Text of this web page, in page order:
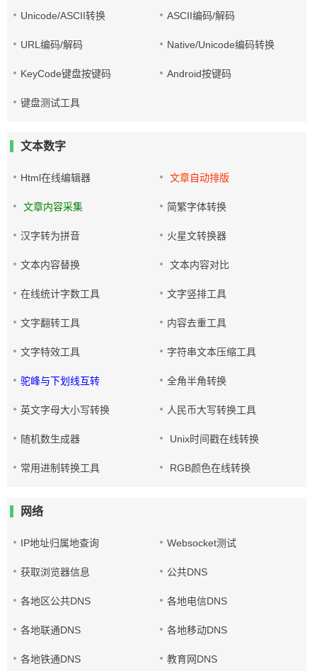
Unicode/ASCII转换 ASCII编码/解码
URL编码/解码 Native/Unicode编码转换
KeyCode键盘按键码 Android按键码
键盘测试工具
文本数字
Html在线编辑器 文章自动排版
文章内容采集 简繁字体转换
汉字转为拼音 火星文转换器
文本内容替换 文本内容对比
在线统计字数工具 文字竖排工具
文字翻转工具 内容去重工具
文字特效工具 字符串文本压缩工具
驼峰与下划线互转 全角半角转换
英文字母大小写转换 人民币大写转换工具
随机数生成器 Unix时间戳在线转换
常用进制转换工具 RGB颜色在线转换
网络
IP地址归属地查询 Websocket测试
获取浏览器信息 公共DNS
各地区公共DNS 各地电信DNS
各地联通DNS 各地移动DNS
各地铁通DNS 教育网DNS